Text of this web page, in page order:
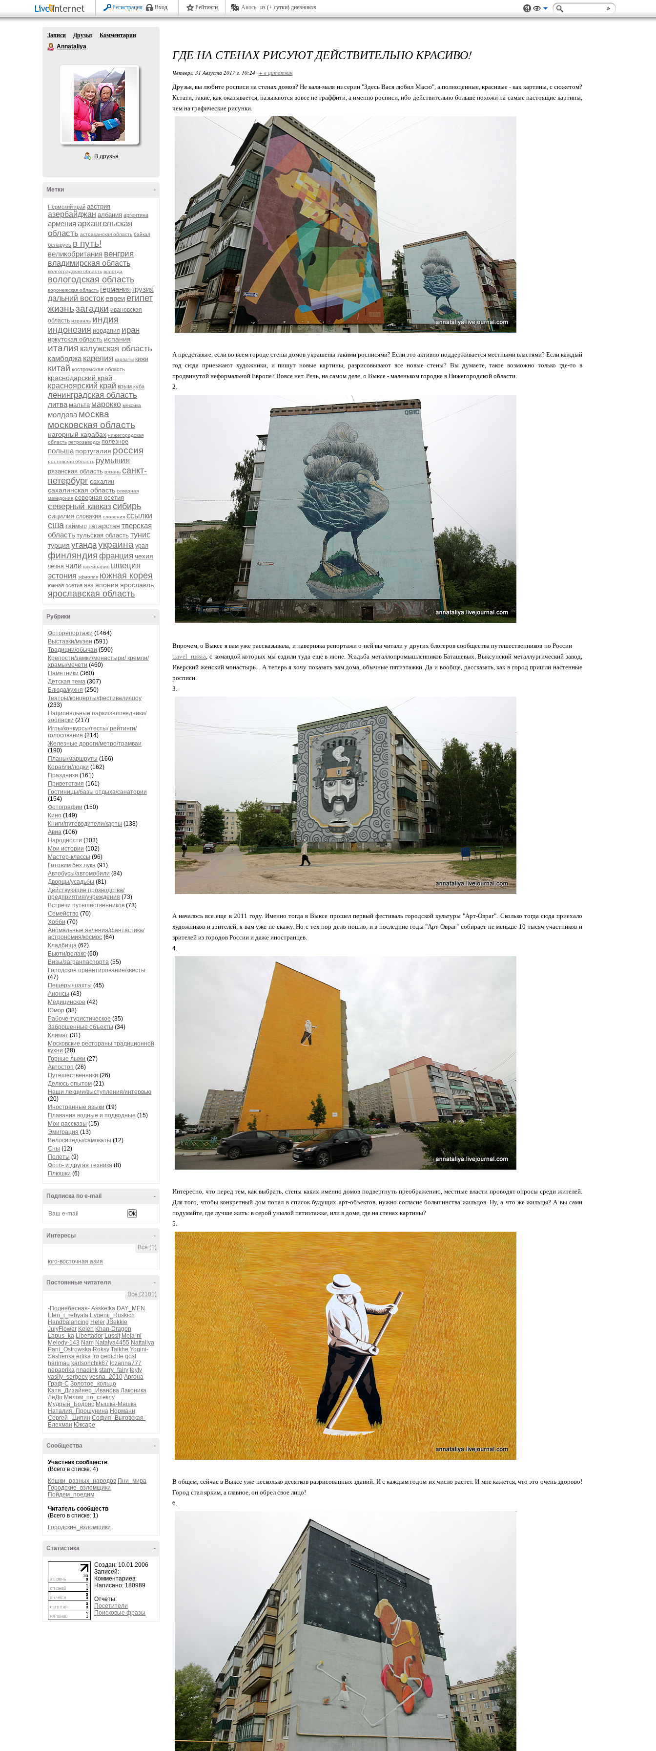
Регистрация Вход Рейтинги Авось из (+ сутки) дневников
Записи Друзья
Комментарии
Annataliya
В друзья
-
Метки
Пермский край австрия
азербайджан албания аргентина
армения архангельская
область астраханская область байкал
беларусь в путь!
великобритания венгрия
владимирская область
волгоградская область вологда
вологодская область
воронежская область германия грузия
дальний востокевреиегипет
жизньзагадки ивановская
область израиль индия
индонезия иордания иран
иркутская область испания
италия калужская область
камбоджа карелия карпаты кижи
китай костромская область
краснодарский край
красноярский край крым куба
ленинградская область
литва мальта марокко мексика
молдова москва
московская область
нагорный карабах нижегородская
область петрозаводск полезное
польша португалия россия
ростовская область румыния
рязанская область рязань санкт-
петербург сахалин
сахалинская область северная
македония северная осетия
северный кавказ сибирь
сицилия словакия словения ссылки
сша таймыр татарстан тверская
область тульская область тунис
турция угандаукраина урал
финляндия франция чехия
чечня чили швейцария швеция
эстония эфиопия южная корея
южная осетия ява япония ярославль
ярославская область
-
Рубрики
Фоторепортажи (1464)
Выставки/музеи (591)
Традиции/обычаи (590)
Крепости/замки/монастыри/ кремли/
храмы/мечети (460)
Памятники (360)
Детская тема (307)
Блюда/кухня (250)
Театры/концерты/фестивали/шоу
(233)
Национальные парки/заповедники/
зоопарки (217)
Игры/конкурсы/тесты/ рейтинги/
голосования (214)
Железные дороги/метро/трамваи
(190)
Планы/маршруты (166)
Корабли/лодки (162)
Праздники (161)
Приветствия (161)
Гостиницы/базы отдыха/санатории
(154)
Фотографии (150)
Кино (149)
Книги/путеводители/карты (138)
Авиа (106)
Народности (103)
Мои истории (102)
Мастер-классы (96)
Готовим без лука (91)
Автобусы/автомобили (84)
Дворцы/усадьбы (81)
Действующие прозводства/
предприятия/учреждения (73)
Встречи путешественников (73)
Семейство (70)
Хобби (70)
Аномальные явления/фантастика/
астрономия/космос (64)
Кладбища (62)
Бьюти/релакс (60)
Визы/загранпаспорта (55)
Городское ориентирование/квесты
(47)
Пещеры/шахты (45)
Анонсы (43)
Медицинское (42)
Юмор (38)
Рабоче-туристическое (35)
Заброшенные объекты (34)
Климат (31)
Московские рестораны традиционной
кухни (28)
Горные лыжи (27)
Автостоп (26)
Путешественники (26)
Делюсь опытом (21)
Наши лекции/выступления/интервью
(20)
Иностранные языки (19)
Плавания водные и подводные (15)
Мои рассказы (15)
Эмиграция (13)
Велосипеды/самокаты (12)
Сны (12)
Полеты (9)
Фото- и другая техника (8)
Плюшки (6)
-
Подписка по e-mail
-
Интересы
Все (1)
юго-восточная азия
-
Постоянные читатели
Все (2101)
-Поднебесная- Assketka DAY_MEN
Elen_i_rebyata Evgenij_Ruskich
Handbalancing Heler JBekkie
JulyFlower Kelen Khan-Dragon
Lapus_ka Libertador Lussit Mela-ni
Melody-143 Nam Natalya4455 Nattaliya
Pani_Ostrowska Roksy Taikhe Yogini-
Sashenka erlika fro gedichte gost
harimau karlsonchik67 lozanna777
nepaprika nnadink starry_fairy teyty
vasily_sergeev vesna_2010 Аргона
Граф-С Золотое_кольцо
Катя_Дизайнер_Иванова Лаконика
ЛеДо Мелом_по_стеклу
Мудрый_Бодрис Мышка-Машка
Наталия_Прошунина Норманн
Сергей_Щипин София_Выговская-
Блехман Юксаре
-
Сообщества
Участник сообществ
(Всего в списке: 4)
Кошки_разных_народов Пни_мира
Городские_взломщики
Пойдем_поедим
Читатель сообществ
(Всего в списке: 1)
Городские_взломщики
-
Статистика
Создан: 10.01.2006
Записей:
Комментариев:
Написано: 180989
Отчеты:
Посетители
Поисковые фразы
ГДЕ НА СТЕНАХ РИСУЮТ ДЕЙСТВИТЕЛЬНО КРАСИВО!
Четверг, 31 Августа 2017 г. 10:24 + в цитатник
Друзья, вы любите росписи на стенах домов? Не каля-маля из серии "Здесь Вася любил Масю", а полноценные, красивые - как картины, с сюжетом?
Кстати, такие, как оказывается, называются вовсе не граффити, а именно росписи, ибо действительно больше похожи на самые настоящие картины,
чем на графические рисунки.
А представьте, если во всем городе стены домов украшены такими росписями? Если это активно поддерживается местными властями? Если каждый
год сюда приезжают художники, и пишут новые картины, разрисовывают все новые стены? Вы думаете, такое возможно только где-то в
продвинутой неформальной Европе? Вовсе нет. Речь, на самом деле, о Выксе - маленьком городке в Нижегородской области.
2.
Впрочем, о Выксе я вам уже рассказывала, и наверняка репортажи о ней вы читали у других блогеров сообщества путешественников по России
travel_russia, с командой которых мы ездили туда еще в июне. Усадьба металлопромышленников Баташевых, Выксунский металлургический завод,
Иверский женский монастырь... А теперь я хочу показать вам дома, обычные пятиэтажки. Да и вообще, рассказать, как в город пришли настенные
росписи.
3.
А началось все еще в 2011 году. Именно тогда в Выксе прошел первый фестиваль городской культуры "Арт-Овраг". Сколько тогда сюда приехало
художников и зрителей, я вам уже не скажу. Но с тех пор дело пошло, и в последние годы "Арт-Овраг" собирает не меньше 10 тысяч участников и
зрителей из городов России и даже иностранцев.
4.
Интересно, что перед тем, как выбрать, стены каких именно домов подвергнуть преображению, местные власти проводят опросы среди жителей.
Для того, чтобы конкретный дом попал в список будущих арт-объектов, нужно согласие большинства жильцов. Ну, а что же жильцы? А вы сами
подумайте, где лучше жить: в серой унылой пятиэтажке, или в доме, где на стенах картины?
5.
В общем, сейчас в Выксе уже несколько десятков разрисованных зданий. И с каждым годом их число растет. И мне кажется, что это очень здорово!
Город стал ярким, а главное, он обрел свое лицо!
6.